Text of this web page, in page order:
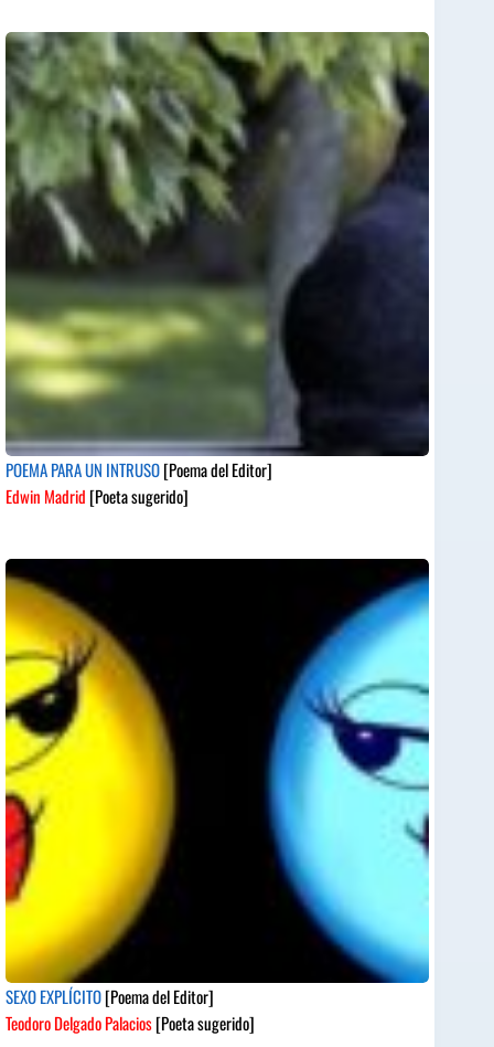
POEMA PARA UN INTRUSO[Poema del Editor]
Edwin Madrid [Poeta sugerido]
SEXO EXPLÍCITO[Poema del Editor]
Teodoro Delgado Palacios[Poeta sugerido]